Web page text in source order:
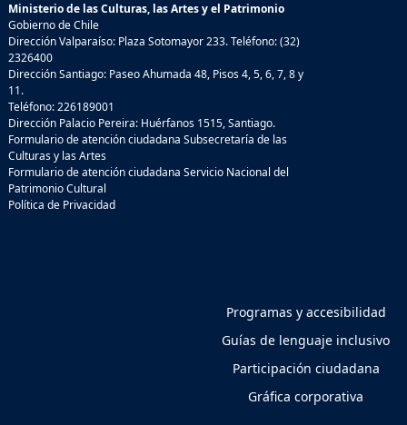
Ministerio de las Culturas, las Artes y el Patrimonio
Gobierno de Chile
Dirección Valparaíso: Plaza Sotomayor 233. Teléfono: (32)
2326400
Dirección Santiago: Paseo Ahumada 48, Pisos 4, 5, 6, 7, 8 y
11.
Teléfono: 226189001
Dirección Palacio Pereira: Huérfanos 1515, Santiago.
Formulario de atención ciudadana Subsecretaría de las
Culturas y las Artes
Formulario de atención ciudadana Servicio Nacional del
Patrimonio Cultural
Política de Privacidad
Programas y accesibilidad
Guías de lenguaje inclusivo
Participación ciudadana
Gráfica corporativa